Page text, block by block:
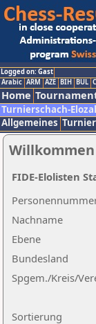
Logged on: Gast
Arabic ARM AZE BIH BUL
Home
Turnierschach-
Allgemeines
Nachname
Ebene
Sortierung
Bundesland
Spgem./Kreis/
FIDE-Elolisten